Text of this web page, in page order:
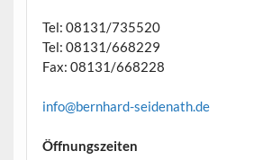
Tel: 08131/735520
Tel: 08131/668229
Fax: 08131/668228
info@bernhard-seidenath.de
Öffnungszeiten